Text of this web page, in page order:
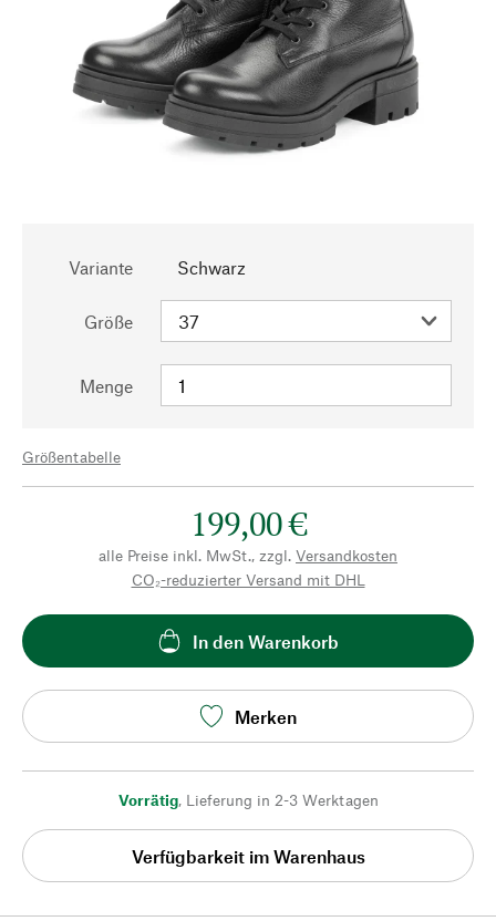
Variante Schwarz
Größe
Menge
Größentabelle
199,00 €
alle Preise inkl. MwSt., zzgl. Versandkosten
CO₂-reduzierter Versand mit DHL
In den Warenkorb
Merken
Vorrätig, Lieferung in 2-3 Werktagen
Verfügbarkeit im Warenhaus